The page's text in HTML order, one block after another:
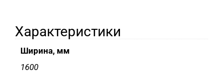
Характеристики
Ширина, мм
1600